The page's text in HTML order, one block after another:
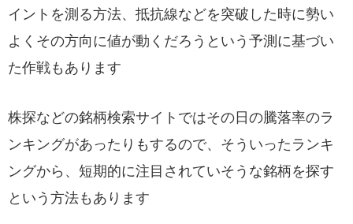
イントを測る方法、抵抗線などを突破した時に勢い
よくその方向に値が動くだろうという予測に基づい
た作戦もあります
株探などの銘柄検索サイトではその日の騰落率のラ
ンキングがあったりもするので、そういったランキ
ングから、短期的に注目されていそうな銘柄を探す
という方法もあります